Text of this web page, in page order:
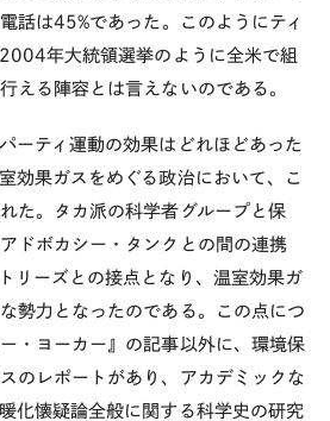
話は45%であった。このようにティ
年大統領選挙のように全米で組
える陣容とは言えないのである。
ーティ運動の効果はどれほどあった
効果ガスをめぐる政治において、こ
た。タカ派の科学者グループと保
ドボカシー・タンクとの間の連携
リーズとの接点となり、温室効果ガ
勢力となったのである。この点につ
・ヨーカー』の記事以外に、環境保
のレポートがあり、アカデミックな
化懐疑論全般に関する科学史の研究